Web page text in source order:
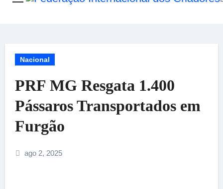
Nacional
PRF MG Resgata 1.400
Pássaros Transportados em
Furgão
ago 2, 2025